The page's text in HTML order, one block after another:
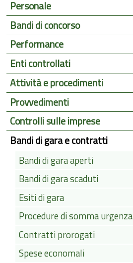
Personale
Bandi di concorso
Performance
Enti controllati
Attività e procedimenti
Provvedimenti
Controlli sulle imprese
Bandi di gara e contratti
Bandi di gara aperti
Bandi di gara scaduti
Esiti di gara
Procedure di somma urgenza
Contratti prorogati
Spese economali